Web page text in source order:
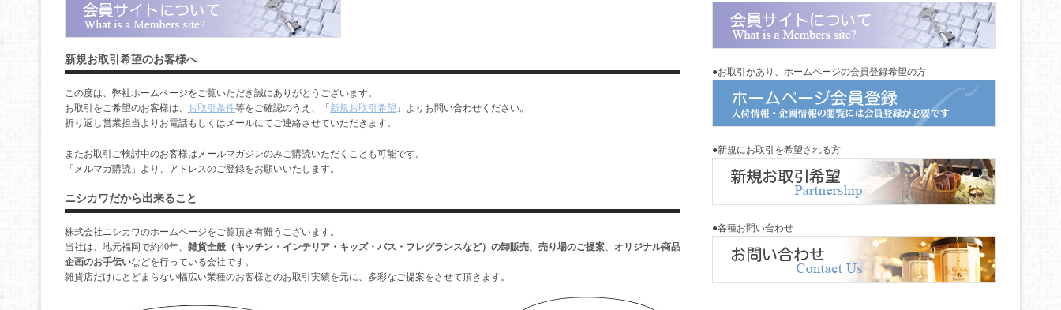
新規お取引希望のお客様へ
この度は、弊社ホームページをご覧いただき誠にありがとうございます。
お取引をご希望のお客様は、 お取引条件等をご確認のうえ、「 新規お取引希望 」よりお問い合わせください。
折り返し営業担当よりお電話もしくはメールにてご連絡させていただきます。
またお取引ご検討中のお客様はメールマガジンのみご購読いただくことも可能です。
「メルマガ購読」より、アドレスのご登録をお願いいたします。
ニシカワだから出来ること
株式会社ニシカワのホームページをご覧頂き有難うございます。
当社は、地元福岡で約40年、 雑貨全般（キッチン・インテリア・キッズ・バス・フレグランスなど）の卸販売、 売り場のご提案、 オリジナル商品
企画のお手伝いなどを行っている会社です。
雑貨店だけにとどまらない幅広い業種のお客様とのお取引実績を元に、多彩なご提案をさせて頂きます。
●お取引があり、ホームページの会員登録希望の方
●新規にお取引を希望される方
●各種お問い合わせ